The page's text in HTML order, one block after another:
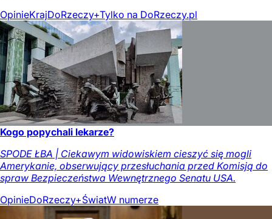
OpinieKrajDoRzeczy+Tylko na DoRzeczy.pl
Kogo popychali lekarze?
SPODE ŁBA | Ciekawym widowiskiem cieszyć się mogli
Amerykanie, obserwujący przesłuchania przed Komisją do
spraw Bezpieczeństwa Wewnętrznego Senatu USA.
OpinieDoRzeczy+ŚwiatW numerze